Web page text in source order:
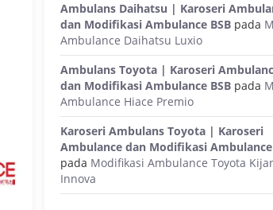
Ambulans Daihatsu | Karoseri
dan Modifikasi Ambulance BSB pada
Ambulance Daihatsu Luxio
Ambulans Toyota | Karoseri
dan Modifikasi Ambulance BSB pada
Ambulance Hiace Premio
Karoseri Ambulans Toyota | Karoseri
Ambulance dan Modifikasi Ambulance
pada Modifikasi Ambulance Toyota
Innova